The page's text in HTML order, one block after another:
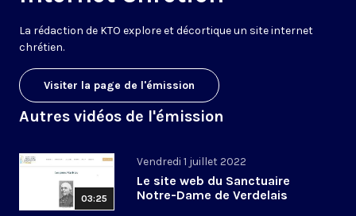
La rédaction de KTO explore et décortique un site internet
chrétien.
Visiter la page de l'émission
Autres vidéos de l'émission
03:25
Vendredi 1 juillet 2022
Le site web du Sanctuaire
Notre-Dame de Verdelais